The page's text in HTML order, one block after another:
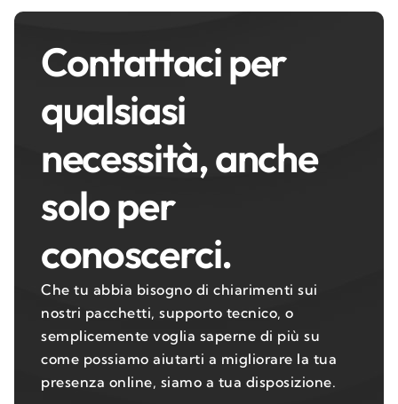
Contattaci per
qualsiasi
necessità, anche
solo per
conoscerci.
Che tu abbia bisogno di chiarimenti sui
nostri pacchetti, supporto tecnico, o
semplicemente voglia saperne di più su
come possiamo aiutarti a migliorare la tua
presenza online, siamo a tua disposizione.